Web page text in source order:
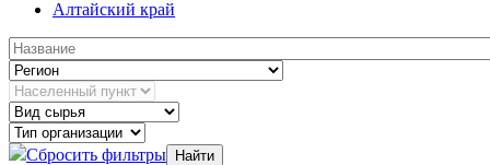
Алтайский край
Сбросить фильтры